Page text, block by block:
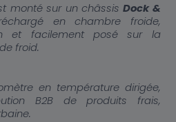
monté sur un châssisDock &
en chambre froide,
et facilement posé sur la
froid.
en température dirigée,
B2B de produits frais,